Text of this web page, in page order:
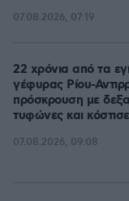
07.08.2026, 07:19
22 χρόνια από τα
γέφυρας Ρίου-
πρόσκρουση με
τυφώνες και
07.08.2026, 09:08